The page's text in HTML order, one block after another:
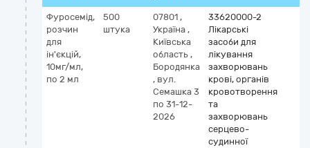
Фуросемід,
розчин
для
ін'єкцій,
10мг/мл,
по 2 мл
500
штука
07801 ,
Україна ,
Київська
область ,
Бородянка
, вул.
Семашка 3
по 31-12-
2026
33620000-2
Лікарські
засоби для
лікування
захворювань
крові, органів
кровотворення
та
захворювань
серцево-
судинної